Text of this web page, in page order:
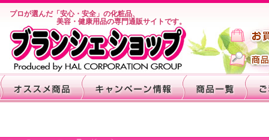
プロが選んだ「安心・安全」の化粧品、
美容・健康用品の専門通販サイトです。